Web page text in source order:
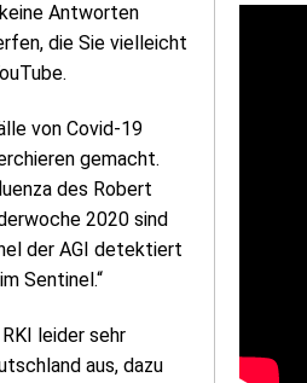
Antworten
die Sie vielleicht
von Covid-19
gemacht.
des Robert
2020 sind
der AGI detektiert
Sentinel.“
leider sehr
aus, dazu